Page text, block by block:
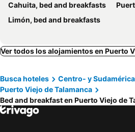
Cahuita, bed and breakfasts
Limón, bed and breakfasts
Ver todos los alojamientos en Puerto
Busca hoteles Centro- y Sudamérica
Puerto Viejo de Talamanca
Bed and breakfast en Puerto Viejo de